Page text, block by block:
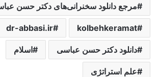
مرجع دانلود سخنرانی‌های دکتر حسن
kolbehkeramat
dr-abbasi.ir
دانلود دکتر حسن عباسی ‌اسلام‌
علم استراتژی